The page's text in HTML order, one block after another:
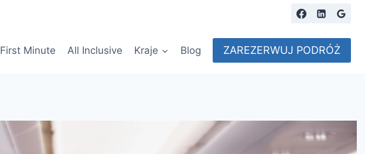
First Minute All Inclusive Kraje Blog ZAREZERWUJ PODRÓŻ